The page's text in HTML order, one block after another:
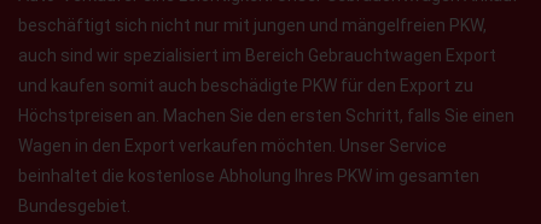
beschäftigt sich nicht nur mit jungen und mängelfreien PKW,
auch sind wir spezialisiert im Bereich Gebrauchtwagen Export
und kaufen somit auch beschädigte PKW für den Export zu
Höchstpreisen an. Machen Sie den ersten Schritt, falls Sie einen
Wagen in den Export verkaufen möchten. Unser Service
beinhaltet die kostenlose Abholung Ihres PKW im gesamten
Bundesgebiet.